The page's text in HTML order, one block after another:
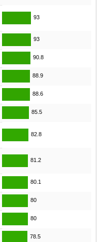
93
93
90.8
88.9
88.6
85.5
82.8
81.2
80.1
80
80
78.5